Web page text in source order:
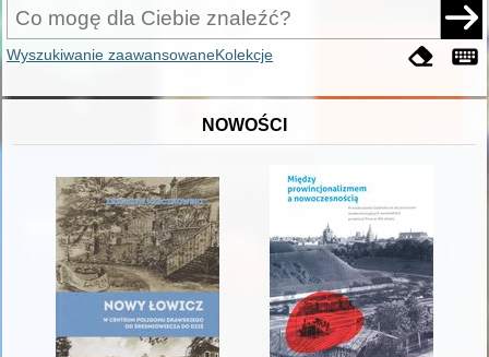
Wyszukiwanie zaawansowaneKolekcje
NOWOŚCI